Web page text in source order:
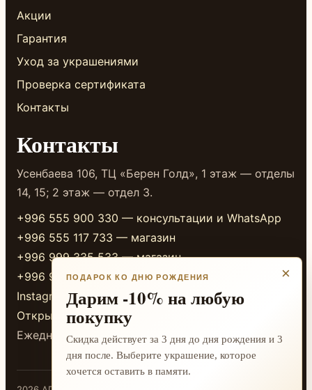
Акции
Гарантия
Уход за украшениями
Проверка сертификата
Контакты
Контакты
Усенбаева 106, ТЦ «Берен Голд», 1 этаж — отделы
14, 15; 2 этаж — отдел 3.
+996 555 900 330 — консультации и WhatsApp
+996 555 117 733 — магазин
+996 999 335 533 — магазин
+996 999 338 333 — магазин
Instagram
Открыть в 2GIS
Ежедневно 10:00-20:00
×
ПОДАРОК КО ДНЮ РОЖДЕНИЯ
Дарим -10% на любую
покупку
Скидка действует за 3 дня до дня рождения и 3
дня после. Выберите украшение, которое
хочется оставить в памяти.